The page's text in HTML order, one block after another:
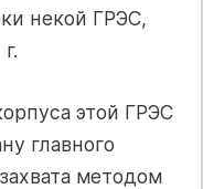
некой ГРЭС,
этой ГРЭС
главного
методом